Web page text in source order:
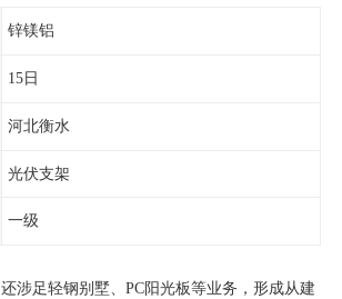
锌镁铝
15日
河北衡水
光伏支架
一级
涉足轻钢别墅、PC阳光板等业务，形成从建